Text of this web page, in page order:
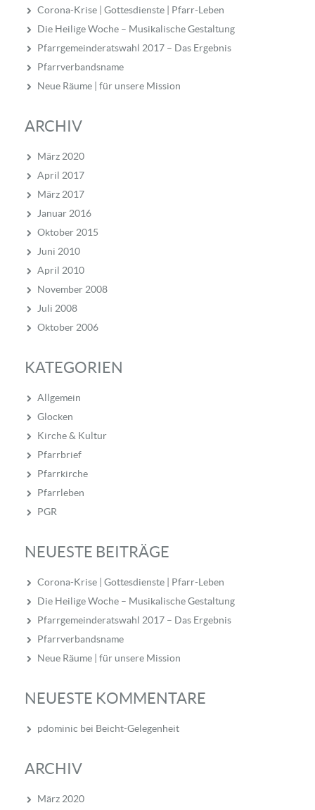
Corona-Krise | Gottesdienste | Pfarr-Leben
Die Heilige Woche – Musikalische Gestaltung
Pfarrgemeinderatswahl 2017 – Das Ergebnis
Pfarrverbandsname
Neue Räume | für unsere Mission
ARCHIV
März 2020
April 2017
März 2017
Januar 2016
Oktober 2015
Juni 2010
April 2010
November 2008
Juli 2008
Oktober 2006
KATEGORIEN
Allgemein
Glocken
Kirche & Kultur
Pfarrbrief
Pfarrkirche
Pfarrleben
PGR
NEUESTE BEITRÄGE
Corona-Krise | Gottesdienste | Pfarr-Leben
Die Heilige Woche – Musikalische Gestaltung
Pfarrgemeinderatswahl 2017 – Das Ergebnis
Pfarrverbandsname
Neue Räume | für unsere Mission
NEUESTE KOMMENTARE
pdominic bei Beicht-Gelegenheit
ARCHIV
März 2020